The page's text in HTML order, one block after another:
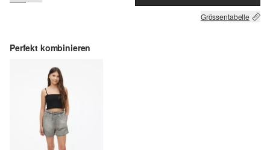
Grössentabelle
Perfekt kombinieren